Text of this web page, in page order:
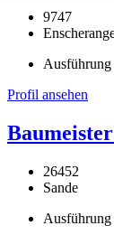
9747
Ausführung
Profil ansehen
26452
Sande
Ausführung